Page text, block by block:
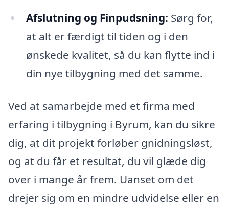
Afslutning og Finpudsning: Sørg for,
at alt er færdigt til tiden og i den
ønskede kvalitet, så du kan flytte ind i
din nye tilbygning med det samme.
Ved at samarbejde med et firma med
erfaring i tilbygning i Byrum, kan du sikre
dig, at dit projekt forløber gnidningsløst,
og at du får et resultat, du vil glæde dig
over i mange år frem. Uanset om det
drejer sig om en mindre udvidelse eller en